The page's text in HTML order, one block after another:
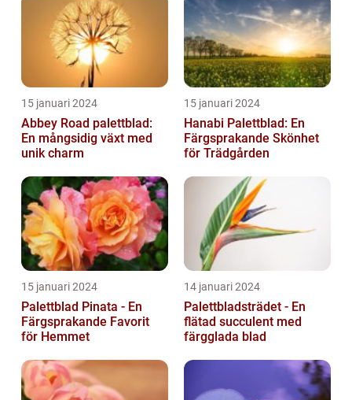
15 januari 2024
Abbey Road palettblad:
En mångsidig växt med
unik charm
15 januari 2024
Hanabi Palettblad: En
Färgsprakande Skönhet
för Trädgården
15 januari 2024
Palettblad Pinata - En
Färgsprakande Favorit
för Hemmet
14 januari 2024
Palettbladsträdet - En
flätad succulent med
färgglada blad